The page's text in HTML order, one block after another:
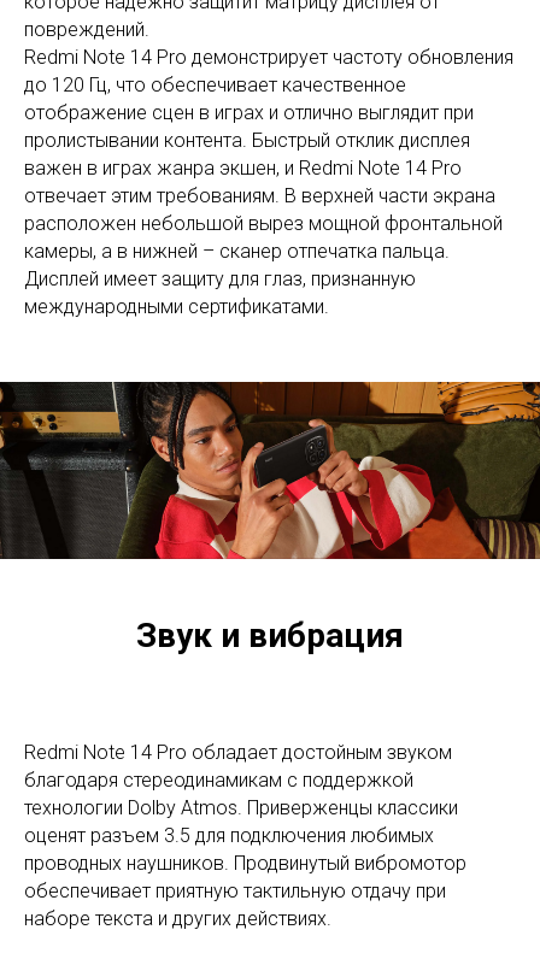
повреждений.
Redmi Note 14 Pro демонстрирует частоту обновления
до 120 Гц, что обеспечивает качественное
отображение сцен в играх и отлично выглядит при
пролистывании контента. Быстрый отклик дисплея
важен в играх жанра экшен, и Redmi Note 14 Pro
отвечает этим требованиям. В верхней части экрана
расположен небольшой вырез мощной фронтальной
камеры, а в нижней – сканер отпечатка пальца.
Дисплей имеет защиту для глаз, признанную
международными сертификатами.
Звук и вибрация
Redmi Note 14 Pro обладает достойным звуком
благодаря стереодинамикам с поддержкой
технологии Dolby Atmos. Приверженцы классики
оценят разъем 3.5 для подключения любимых
проводных наушников. Продвинутый вибромотор
обеспечивает приятную тактильную отдачу при
наборе текста и других действиях.